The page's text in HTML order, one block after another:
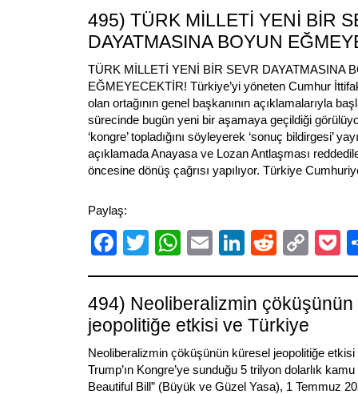
495) TÜRK MİLLETİ YENİ BİR
DAYATMASINA BOYUN
TÜRK MİLLETİ YENİ BİR SEVR DAYATMASINA
EĞMEYECEKTİR! Türkiye’yi yöneten Cumhur
olan ortağının genel başkanının açıklamalarıyla
sürecinde bugün yeni bir aşamaya geçildiği
‘kongre’ topladığını söyleyerek ‘sonuç bildirgesi’
açıklamada Anayasa ve Lozan Antlaşması
öncesine dönüş çağrısı yapılıyor. Türkiye
Paylaş:
Facebook
TwitterWhatsApp
EmailLinkedIn
Reddit
Link
494) Neoliberalizmin
jeopolitiğe etkisi ve Türkiye
Neoliberalizmin çöküşünün küresel jeopolitiğe
Trump’ın Kongre’ye sunduğu 5 trilyon dolarlık
Beautiful Bill” (Büyük ve Güzel Yasa), 1 Temmuz